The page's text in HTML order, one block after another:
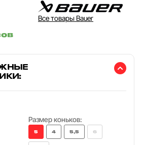
Все товары Bauer
Размер коньков:
5 4 5,5 6